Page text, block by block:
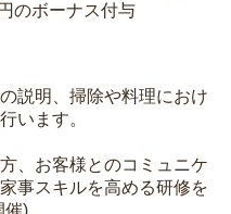
のボーナス付与
説明、掃除や料理におけ
います。
、お客様とのコミュニケ
事スキルを高める研修を